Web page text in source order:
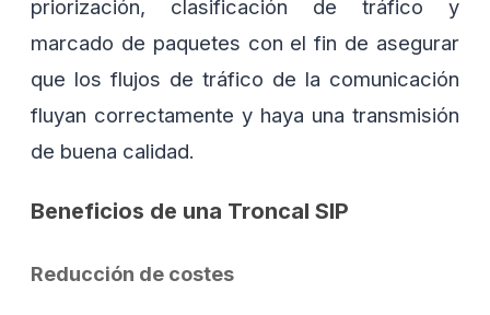
priorización, clasificación de tráfico y
marcado de paquetes con el fin de asegurar
que los flujos de tráfico de la comunicación
fluyan correctamente y haya una transmisión
de buena calidad.
Beneficios de una Troncal SIP
Reducción de costes